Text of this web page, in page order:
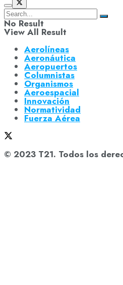
No Result
View All Result
Aerolíneas
Aeronáutica
Aeropuertos
Columnistas
Organismos
Aeroespacial
Innovación
Normatividad
Fuerza Aérea
© 2023 T21. Todos los